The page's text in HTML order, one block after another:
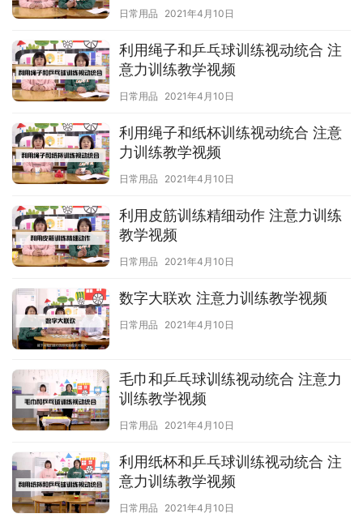
日常用品 2021年4月10日
利用绳子和乒乓球训练视动统合 注
意力训练教学视频
日常用品 2021年4月10日
利用绳子和纸杯训练视动统合 注意
力训练教学视频
日常用品 2021年4月10日
利用皮筋训练精细动作 注意力训练
教学视频
日常用品 2021年4月10日
数字大联欢 注意力训练教学视频
日常用品 2021年4月10日
毛巾和乒乓球训练视动统合 注意力
训练教学视频
日常用品 2021年4月10日
利用纸杯和乒乓球训练视动统合 注
意力训练教学视频
日常用品 2021年4月10日